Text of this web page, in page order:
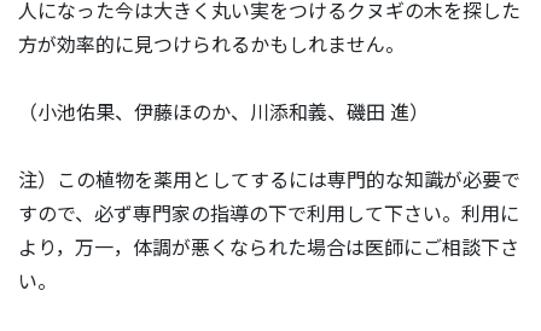
人になった今は大きく丸い実をつけるクヌギの木を探した
方が効率的に見つけられるかもしれません。
（小池佑果、伊藤ほのか、川添和義、磯田 進）
注）この植物を薬用としてするには専門的な知識が必要で
すので、必ず専門家の指導の下で利用して下さい。利用に
より，万一，体調が悪くなられた場合は医師にご相談下さ
い。